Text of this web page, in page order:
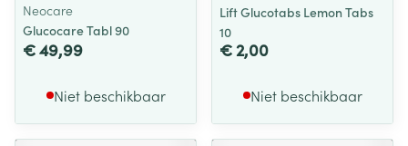
Neocare
Glucocare Tabl 90
€ 49,99
Niet beschikbaar
Lift Glucotabs Lemon Tabs
10
€ 2,00
Niet beschikbaar